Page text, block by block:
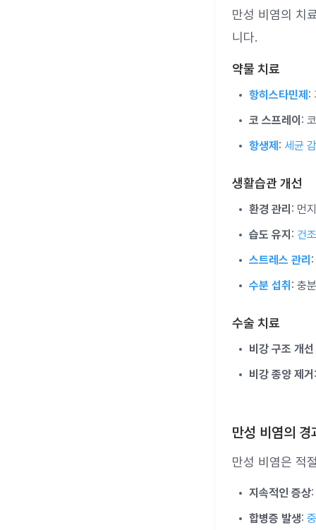
만성 비염의 치
니다.
약물 치료
항히스타민제 :
코 스프레이 :
항생제 : 세균
생활습관 개선
환경 관리 : 먼
습도 유지 : 건조
스트레스 관리
수분 섭취 : 충
수술 치료
비강 구조 개
비강 종양 제거
만성 비염의 경
만성 비염은 적
지속적인 증상
합병증 발생: